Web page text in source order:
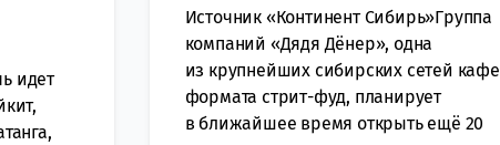
идет
Источник «Континент Сибирь»Группа
компаний «Дядя Дёнер», одна
из крупнейших сибирских сетей кафе
формата стрит-фуд, планирует
в ближайшее время открыть ещё 20